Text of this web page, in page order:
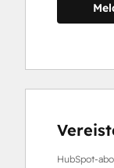
HubSpot-